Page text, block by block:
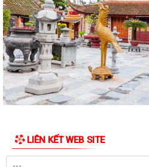
LIÊN KẾT WEB SITE